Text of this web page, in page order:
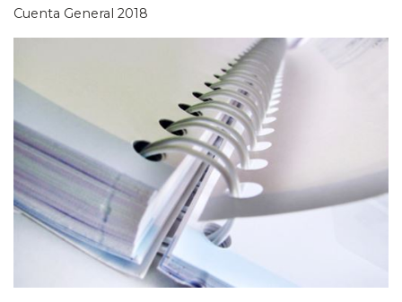
Cuenta General 2018